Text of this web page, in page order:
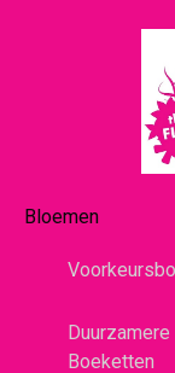
Bloemen
Duurzamere
Boeketten